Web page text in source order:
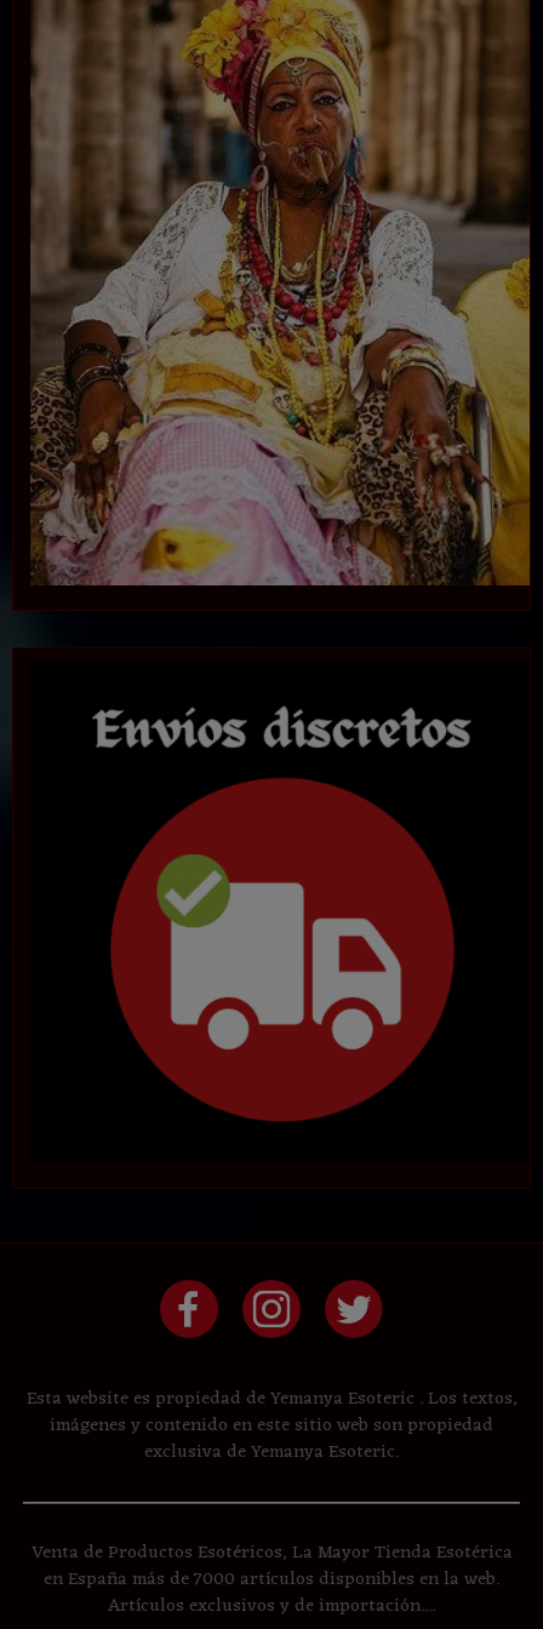
Esta website es propiedad de Yemanya Esoteric . Los textos,
imágenes y contenido en este sitio web son propiedad
exclusiva de Yemanya Esoteric.
Venta de Productos Esotéricos, La Mayor Tienda Esotérica
en España más de 7000 artículos disponibles en la web.
Artículos exclusivos y de importación....